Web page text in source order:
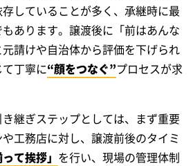
していることが多く、承継時に最
あります。譲渡後に「前はあんな
請けや自治体から評価を下げられ
丁寧に“顔をつなぐ”プロセスが求
継ぎステップとしては、まず重要
工務店に対し、譲渡前後のタイミ
て挨拶」 を行い、現場の管理体制